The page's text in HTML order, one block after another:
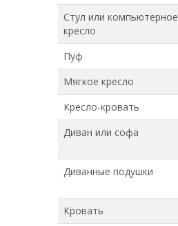
Стул или компьютерное
кресло
Пуф
Мягкое кресло
Кресло-кровать
Диван или софа
Диванные подушки
Кровать